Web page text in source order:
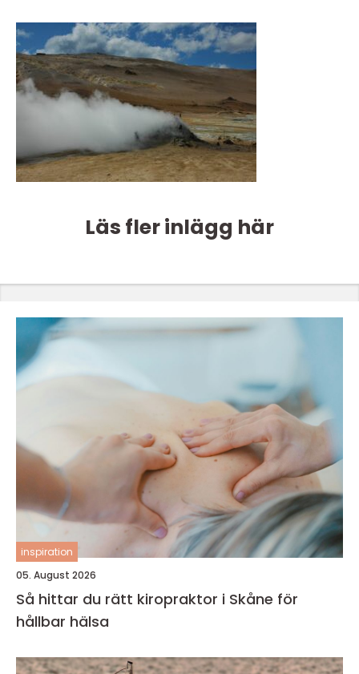
Läs fler inlägg här
inspiration
05. August 2026
Så hittar du rätt kiropraktor i Skåne för
hållbar hälsa